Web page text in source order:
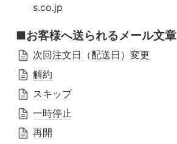
s.co.jp
■お客様へ送られるメール文章
次回注文日（配送日）変更
解約
スキップ
一時停止
再開